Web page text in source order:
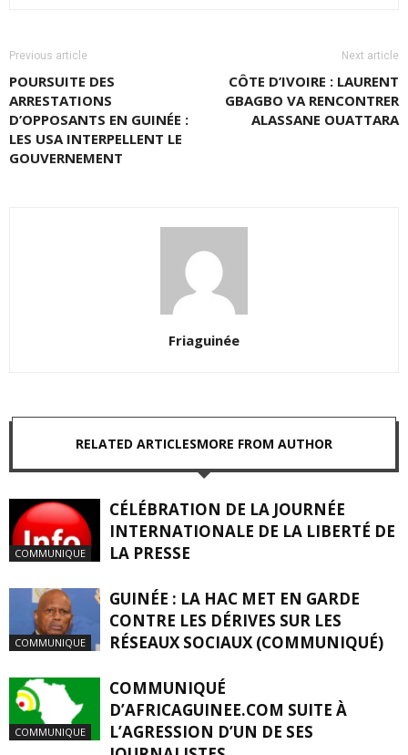
Previous article
POURSUITE DES
ARRESTATIONS
D’OPPOSANTS EN GUINÉE :
LES USA INTERPELLENT LE
GOUVERNEMENT
Next article
CÔTE D’IVOIRE : LAURENT
GBAGBO VA RENCONTRER
ALASSANE OUATTARA
Friaguinée
RELATED ARTICLESMORE FROM AUTHOR
COMMUNIQUE
CÉLÉBRATION DE LA JOURNÉE
INTERNATIONALE DE LA LIBERTÉ DE
LA PRESSE
COMMUNIQUE
GUINÉE : LA HAC MET EN GARDE
CONTRE LES DÉRIVES SUR LES
RÉSEAUX SOCIAUX (COMMUNIQUÉ)
COMMUNIQUE
COMMUNIQUÉ
D’AFRICAGUINEE.COM SUITE À
L’AGRESSION D’UN DE SES